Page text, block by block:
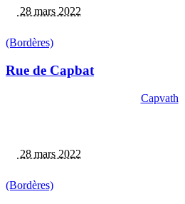
28 mars 2022
(Bordères)
Rue de Capbat
Capvath
28 mars 2022
(Bordères)